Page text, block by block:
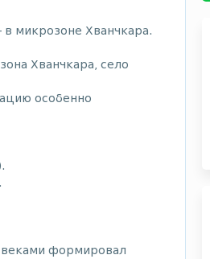
микрозоне Хванчкара.
Хванчкара, село
особенно
формировал